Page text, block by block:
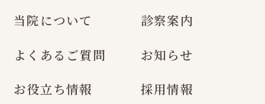
当院について
診察案内
よくあるご質問
お知らせ
お役立ち情報
採用情報